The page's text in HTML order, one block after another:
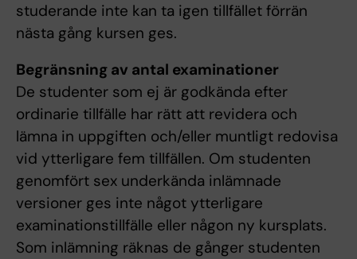
studerande inte kan ta igen tillfället förrän
nästa gång kursen ges.
Begränsning av antal examinationer
De studenter som ej är godkända efter
ordinarie tillfälle har rätt att revidera och
lämna in uppgiften och/eller muntligt redovisa
vid ytterligare fem tillfällen. Om studenten
genomfört sex underkända inlämnade
versioner ges inte något ytterligare
examinationstillfälle eller någon ny kursplats.
Som inlämning räknas de gånger studenten